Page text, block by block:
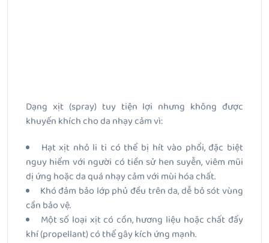
Dạng xịt (spray) tuy tiện lợi nhưng không được
khuyến khích cho da nhạy cảm vì:
Hạt xịt nhỏ li ti có thể bị hít vào phổi, đặc biệt
nguy hiểm với người có tiền sử hen suyễn, viêm mũi
dị ứng hoặc da quá nhạy cảm với mùi hóa chất.
Khó đảm bảo lớp phủ đều trên da, dễ bỏ sót vùng
cần bảo vệ.
Một số loại xịt có cồn, hương liệu hoặc chất đẩy
khí (propellant) có thể gây kích ứng mạnh.